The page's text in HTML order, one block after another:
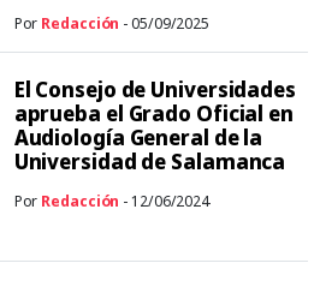
Por Redacción - 05/09/2025
El Consejo de Universidades
aprueba el Grado Oficial en
Audiología General de la
Universidad de Salamanca
Por Redacción - 12/06/2024